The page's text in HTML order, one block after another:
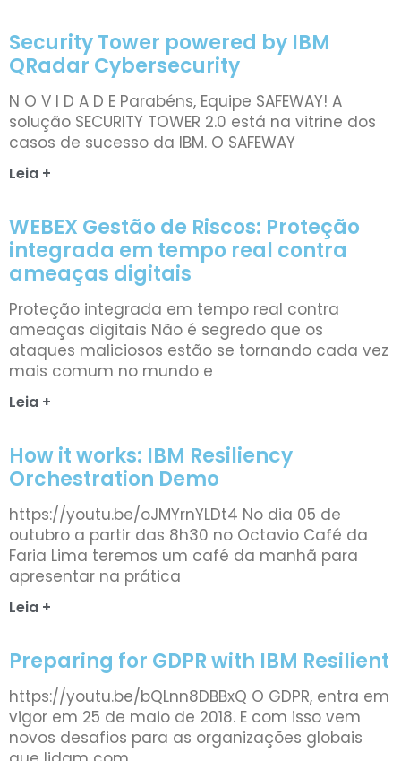
Security Tower powered by IBM
QRadar Cybersecurity
N O V I D A D E Parabéns, Equipe SAFEWAY! A
solução SECURITY TOWER 2.0 está na vitrine dos
casos de sucesso da IBM. O SAFEWAY
Leia +
WEBEX Gestão de Riscos: Proteção
integrada em tempo real contra
ameaças digitais
Proteção integrada em tempo real contra
ameaças digitais Não é segredo que os
ataques maliciosos estão se tornando cada vez
mais comum no mundo e
Leia +
How it works: IBM Resiliency
Orchestration Demo
https://youtu.be/oJMYrnYLDt4 No dia 05 de
outubro a partir das 8h30 no Octavio Café da
Faria Lima teremos um café da manhã para
apresentar na prática
Leia +
Preparing for GDPR with IBM Resilient
https://youtu.be/bQLnn8DBBxQ O GDPR, entra em
vigor em 25 de maio de 2018. E com isso vem
novos desafios para as organizações globais